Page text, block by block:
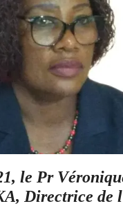
le Pr
Directrice de